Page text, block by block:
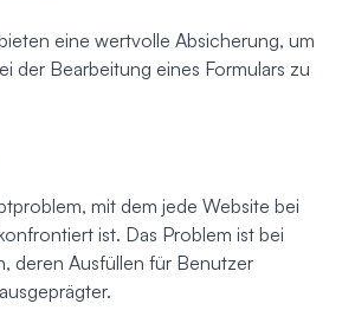
eine wertvolle Absicherung, um
der Bearbeitung eines Formulars zu
mit dem jede Website bei
ist. Das Problem ist bei
deren Ausfüllen für Benutzer